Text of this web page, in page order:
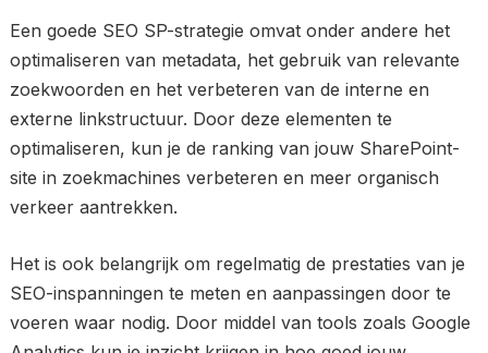
Een goede SEO SP-strategie omvat onder andere het
optimaliseren van metadata, het gebruik van relevante
zoekwoorden en het verbeteren van de interne en
externe linkstructuur. Door deze elementen te
optimaliseren, kun je de ranking van jouw SharePoint-
site in zoekmachines verbeteren en meer organisch
verkeer aantrekken.
Het is ook belangrijk om regelmatig de prestaties van je
SEO-inspanningen te meten en aanpassingen door te
voeren waar nodig. Door middel van tools zoals Google